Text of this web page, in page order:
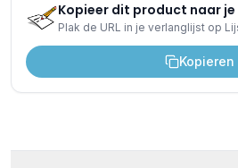
Kopieer dit product naar
Plak de URL in je verlanglijst op
Kopieren